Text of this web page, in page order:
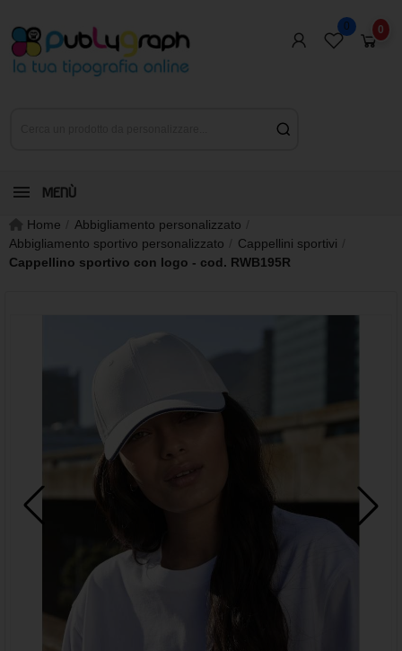
0 0
MENÙ
Home
Abbigliamento personalizzato
Abbigliamento sportivo personalizzato
Cappellini sportivi
Cappellino sportivo con logo - cod. RWB195R